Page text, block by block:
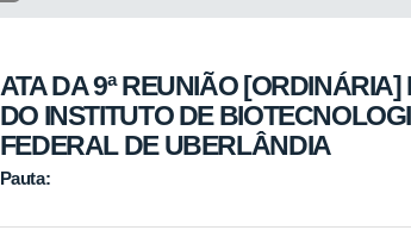
ATA DA 9ª REUNIÃO
DO INSTITUTO DE
FEDERAL DE UBERLÂNDIA
Pauta: